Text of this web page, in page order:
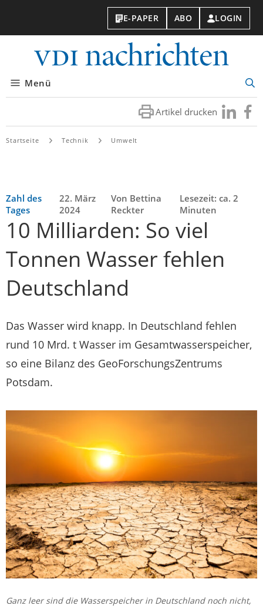
E-PAPER ABO LOGIN
Menü
Artikel drucken Besuchen
Sie
Sie
Startseite Technik Umwelt
Zahl des
Tages
22. März
2024
Von Bettina
Reckter
Lesezeit: ca. 2
Minuten
10 Milliarden: So viel
Tonnen Wasser fehlen
Deutschland
Das Wasser wird knapp. In Deutschland fehlen
rund 10 Mrd. t Wasser im Gesamtwasserspeicher,
so eine Bilanz des GeoForschungsZentrums
Potsdam.
Ganz leer sind die Wasserspeicher in Deutschland noch nicht,